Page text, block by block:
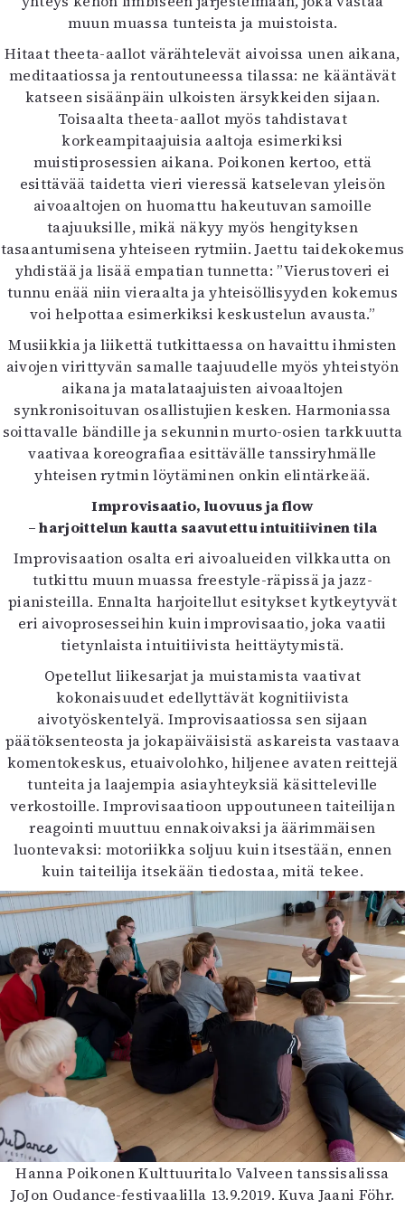
muun muassa tunteista ja muistoista.
Hitaat theeta-aallot värähtelevät aivoissa unen aikana,
meditaatiossa ja rentoutuneessa tilassa: ne kääntävät
katseen sisäänpäin ulkoisten ärsykkeiden sijaan.
Toisaalta theeta-aallot myös tahdistavat
korkeampitaajuisia aaltoja esimerkiksi
muistiprosessien aikana. Poikonen kertoo, että
esittävää taidetta vieri vieressä katselevan yleisön
aivoaaltojen on huomattu hakeutuvan samoille
taajuuksille, mikä näkyy myös hengityksen
tasaantumisena yhteiseen rytmiin. Jaettu taidekokemus
yhdistää ja lisää empatian tunnetta: ”Vierustoveri ei
tunnu enää niin vieraalta ja yhteisöllisyyden kokemus
voi helpottaa esimerkiksi keskustelun avausta.”
Musiikkia ja liikettä tutkittaessa on havaittu ihmisten
aivojen virittyvän samalle taajuudelle myös yhteistyön
aikana ja matalataajuisten aivoaaltojen
synkronisoituvan osallistujien kesken. Harmoniassa
soittavalle bändille ja sekunnin murto-osien tarkkuutta
vaativaa koreografiaa esittävälle tanssiryhmälle
yhteisen rytmin löytäminen onkin elintärkeää.
Improvisaatio, luovuus ja flow
– harjoittelun kautta saavutettu intuitiivinen tila
Improvisaation osalta eri aivoalueiden vilkkautta on
tutkittu muun muassa freestyle-räpissä ja jazz-
pianisteilla. Ennalta harjoitellut esitykset kytkeytyvät
eri aivoprosesseihin kuin improvisaatio, joka vaatii
tietynlaista intuitiivista heittäytymistä.
Opetellut liikesarjat ja muistamista vaativat
kokonaisuudet edellyttävät kognitiivista
aivotyöskentelyä. Improvisaatiossa sen sijaan
päätöksenteosta ja jokapäiväisistä askareista vastaava
komentokeskus, etuaivolohko, hiljenee avaten reittejä
tunteita ja laajempia asiayhteyksiä käsitteleville
verkostoille. Improvisaatioon uppoutuneen taiteilijan
reagointi muuttuu ennakoivaksi ja äärimmäisen
luontevaksi: motoriikka soljuu kuin itsestään, ennen
kuin taiteilija itsekään tiedostaa, mitä tekee.
Hanna Poikonen Kulttuuritalo Valveen tanssisalissa
JoJon Oudance-festivaalilla 13.9.2019. Kuva Jaani Föhr.